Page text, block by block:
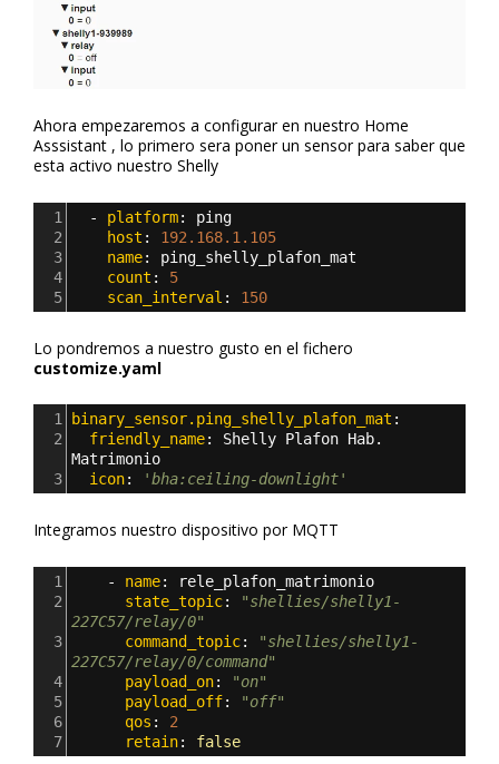
Ahora empezaremos a configurar en nuestro Home
Asssistant , lo primero sera poner un sensor para saber que
esta activo nuestro Shelly
1
  -
platform:
2
host : 192.168.1.105
3
name: ping_shelly_plafon_mat
4
count : 5
5
scan_interval :
Lo pondremos a nuestro gusto en el fichero
customize.yaml
1 binary_sensor.ping_shelly_plafon_mat :
2
  friendly_name
: Shelly Plafon Hab.
Matrimonio
3
  icon
: 'bha:ceiling-downlight'
Integramos nuestro dispositivo por MQTT
1 - name:
rele_plafon_matrimonio
2
state_topic:
"shellies/shelly1-
227C57/relay/0"
3
command_topic:
"shellies/shelly1-
227C57/relay/0/command"
4
payload_on:
"on"
5
payload_off:
"off"
6
qos : 2
7
retain: false